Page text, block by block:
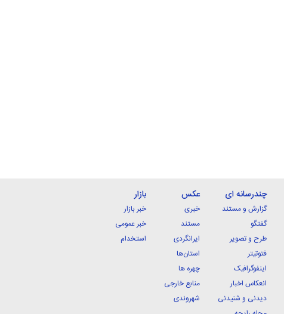
چندرسانه ای
گزارش و مستند
گفتگو
طرح و تصویر
فتوتیتر
اینفوگرافیک
انعکاس اخبار
دیدنی و شنیدنی
عکس
خبری
مستند
ایرانگردی
استان‌ها
چهره ها
منابع خارجی
شهروندی
بازار
خبر بازار
خبر عمومی
استخدام